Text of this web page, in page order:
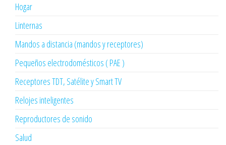
Hogar
Linternas
Mandos a distancia (mandos y receptores)
Pequeños electrodomésticos ( PAE )
Receptores TDT, Satélite y Smart TV
Relojes inteligentes
Reproductores de sonido
Salud